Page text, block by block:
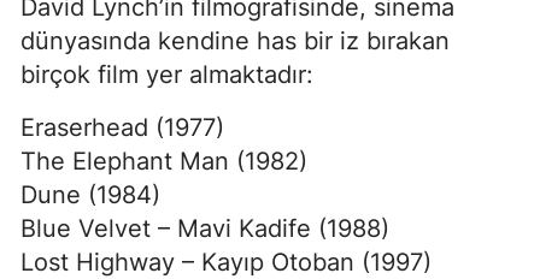
David Lynch’in filmografisinde, sinema
dünyasında kendine has bir iz bırakan
birçok film yer almaktadır:
Eraserhead (1977)
The Elephant Man (1982)
Dune (1984)
Blue Velvet – Mavi Kadife (1988)
Lost Highway – Kayıp Otoban (1997)